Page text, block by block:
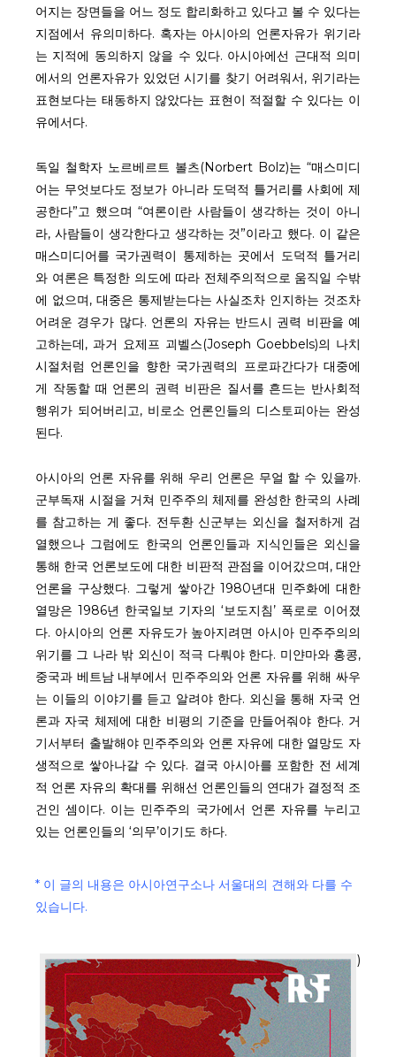
어지는 장면들을 어느 정도 합리화하고 있다고 볼 수 있다는
지점에서 유의미하다. 혹자는 아시아의 언론자유가 위기라
는 지적에 동의하지 않을 수 있다. 아시아에선 근대적 의미
에서의 언론자유가 있었던 시기를 찾기 어려워서, 위기라는
표현보다는 태동하지 않았다는 표현이 적절할 수 있다는 이
유에서다.
독일 철학자 노르베르트 볼츠(Norbert Bolz)는 “매스미디
어는 무엇보다도 정보가 아니라 도덕적 틀거리를 사회에 제
공한다”고 했으며 “여론이란 사람들이 생각하는 것이 아니
라, 사람들이 생각한다고 생각하는 것”이라고 했다. 이 같은
매스미디어를 국가권력이 통제하는 곳에서 도덕적 틀거리
와 여론은 특정한 의도에 따라 전체주의적으로 움직일 수밖
에 없으며, 대중은 통제받는다는 사실조차 인지하는 것조차
어려운 경우가 많다. 언론의 자유는 반드시 권력 비판을 예
고하는데, 과거 요제프 괴벨스(Joseph Goebbels)의 나치
시절처럼 언론인을 향한 국가권력의 프로파간다가 대중에
게 작동할 때 언론의 권력 비판은 질서를 흔드는 반사회적
행위가 되어버리고, 비로소 언론인들의 디스토피아는 완성
된다.
아시아의 언론 자유를 위해 우리 언론은 무얼 할 수 있을까.
군부독재 시절을 거쳐 민주주의 체제를 완성한 한국의 사례
를 참고하는 게 좋다. 전두환 신군부는 외신을 철저하게 검
열했으나 그럼에도 한국의 언론인들과 지식인들은 외신을
통해 한국 언론보도에 대한 비판적 관점을 이어갔으며, 대안
언론을 구상했다. 그렇게 쌓아간 1980년대 민주화에 대한
열망은 1986년 한국일보 기자의 ‘보도지침’ 폭로로 이어졌
다. 아시아의 언론 자유도가 높아지려면 아시아 민주주의의
위기를 그 나라 밖 외신이 적극 다뤄야 한다. 미얀마와 홍콩,
중국과 베트남 내부에서 민주주의와 언론 자유를 위해 싸우
는 이들의 이야기를 듣고 알려야 한다. 외신을 통해 자국 언
론과 자국 체제에 대한 비평의 기준을 만들어줘야 한다. 거
기서부터 출발해야 민주주의와 언론 자유에 대한 열망도 자
생적으로 쌓아나갈 수 있다. 결국 아시아를 포함한 전 세계
적 언론 자유의 확대를 위해선 언론인들의 연대가 결정적 조
건인 셈이다. 이는 민주주의 국가에서 언론 자유를 누리고
있는 언론인들의 ‘의무’이기도 하다.
* 이 글의 내용은 아시아연구소나 서울대의 견해와 다를 수
있습니다.
4권 15호 (2024년 5월 20일)